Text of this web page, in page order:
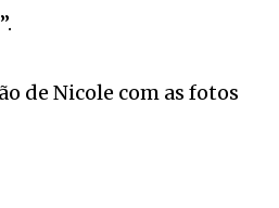
de Nicole com as fotos